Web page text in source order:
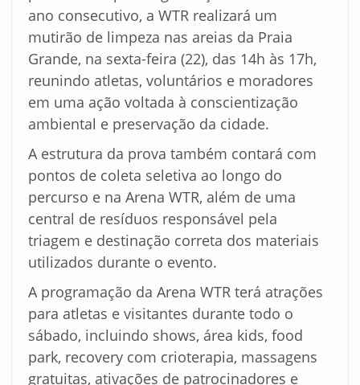
ano consecutivo, a WTR realizará um
mutirão de limpeza nas areias da Praia
Grande, na sexta-feira (22), das 14h às 17h,
reunindo atletas, voluntários e moradores
em uma ação voltada à conscientização
ambiental e preservação da cidade.
A estrutura da prova também contará com
pontos de coleta seletiva ao longo do
percurso e na Arena WTR, além de uma
central de resíduos responsável pela
triagem e destinação correta dos materiais
utilizados durante o evento.
A programação da Arena WTR terá atrações
para atletas e visitantes durante todo o
sábado, incluindo shows, área kids, food
park, recovery com crioterapia, massagens
gratuitas, ativações de patrocinadores e